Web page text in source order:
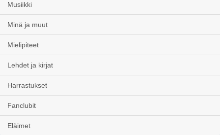
Musiikki
Minä ja muut
Mielipiteet
Lehdet ja kirjat
Harrastukset
Fanclubit
Eläimet